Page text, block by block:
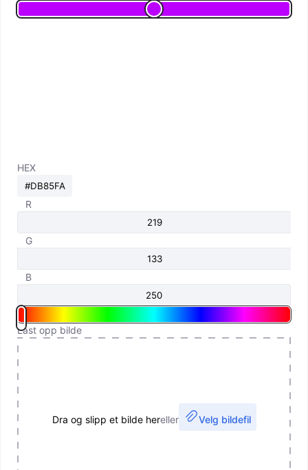
HEX
R
G
B
Last opp bilde
Dra og slipp et bilde hereller Velg bildefil